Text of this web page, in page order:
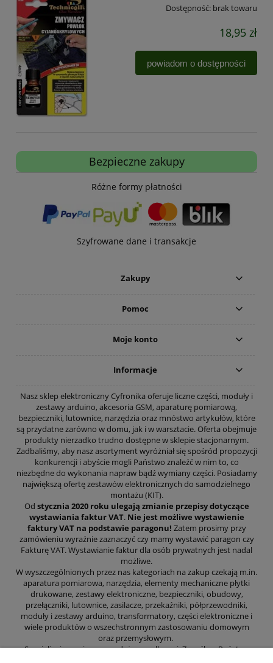
Dostępność: brak towaru
18,95 zł
powiadom o dostępności
Bezpieczne zakupy
Różne formy płatności
Szyfrowane dane i transakcje
Zakupy
Pomoc
Moje konto
Informacje
Nasz sklep elektroniczny Cyfronika oferuje liczne części, moduły i
zestawy arduino, akcesoria GSM, aparaturę pomiarową,
bezpieczniki, lutownice, narzędzia oraz mnóstwo artykułów, które
są przydatne zarówno w domu, jak i w warsztacie. Oferta obejmuje
produkty nierzadko trudno dostępne w sklepie stacjonarnym.
Zadbaliśmy, aby nasz asortyment wyróżniał się spośród propozycji
konkurencji i abyście mogli Państwo znaleźć w nim to, co
niezbędne do wykonania napraw bądź wymiany części. Posiadamy
największą ofertę zestawów elektronicznych do samodzielnego
montażu (KIT).
Od stycznia 2020 roku ulegają zmianie przepisy dotyczące
wystawiania faktur VAT. Nie jest możliwe wystawienie
faktury VAT na podstawie paragonu! Zatem prosimy przy
zamówieniu wyraźnie zaznaczyć czy mamy wystawić paragon czy
Fakturę VAT. Wystawianie faktur dla osób prywatnych jest nadal
możliwe.
W wyszczególnionych przez nas kategoriach na zakup czekają m.in.
aparatura pomiarowa, narzędzia, elementy mechaniczne płytki
drukowane, zestawy elektroniczne, bezpieczniki, obudowy,
przełączniki, lutownice, zasilacze, przekaźniki, półprzewodniki,
moduły i zestawy arduino, transformatory, części elektroniczne i
wiele produktów o wszechstronnym zastosowaniu domowym
oraz przemysłowym.
Specjalizujemy się w sprzedaży wysyłkowej. Z myślą o Państwa